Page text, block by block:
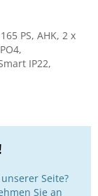
PS, AHK, 2 x
IP22,
Seite?
Sie an